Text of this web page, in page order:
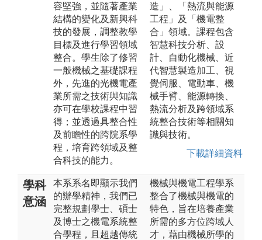
容堅強，並隨著產業
結構的變化及新興科
技的發展，調整教學
目標及進行學習領域
整合。學生除了修習
一般機械之基礎課程
外，先進的光機電產
業所需之技術與知識
亦可在學校課程中習
得；並透過具整合性
及前瞻性的跨院系學
程，培育跨領域及整
合科技的能力。
造」、「熱流與能源
工程」及「機電整
合」領域。課程包含
智慧科技分析、設
計、自動化機械、近
代智慧製造加工、視
覺伺服、電動車、機
械手臂、能源轉換、
熱流分析及跨領域系
統整合技術等相關知
識與技術。
下載詳細資料
學科
意涵
本系系名即顯示我們
的辦學精神，我們已
完整規劃學士、碩士
及博士之機電系統整
合學程，且超越傳統
機械與機電工程學系
整合了機械與機電的
特色，旨在培養產業
所需的多方位跨域人
才，藉由機械所學的